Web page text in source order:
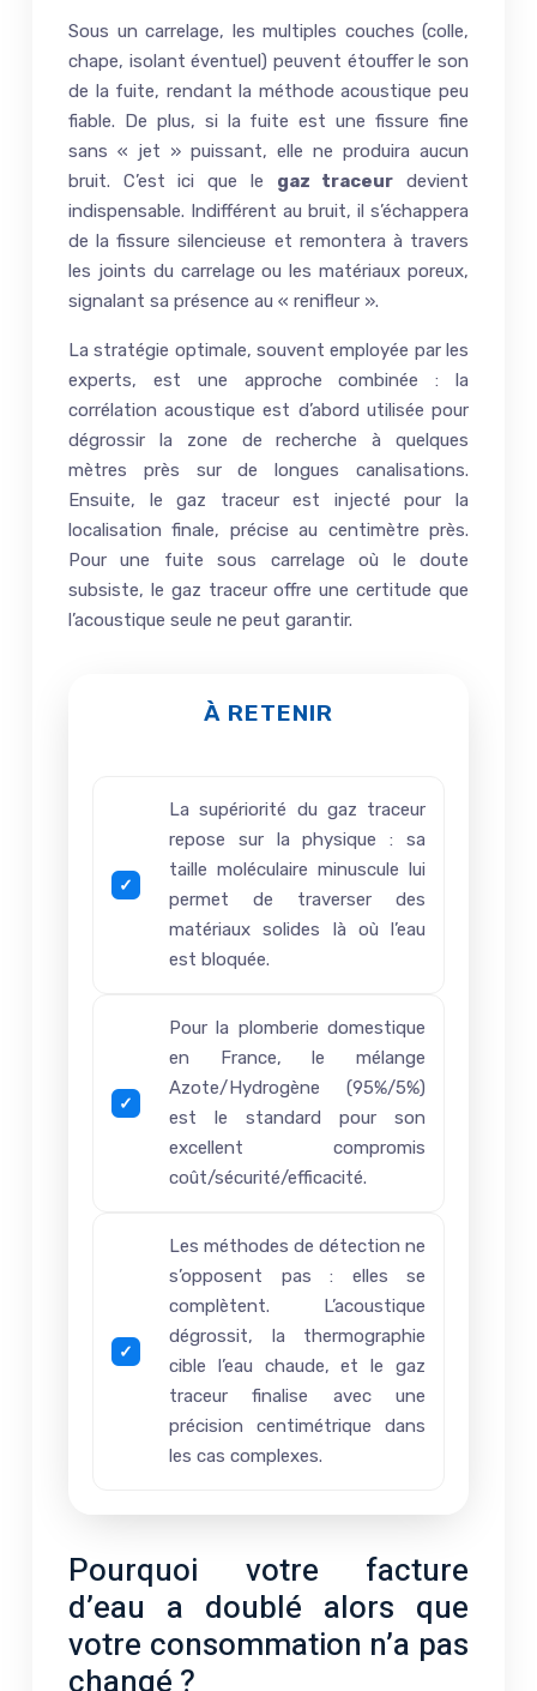
Sous un carrelage, les multiples couches (colle,
chape, isolant éventuel) peuvent étouffer le son
de la fuite, rendant la méthode acoustique peu
fiable. De plus, si la fuite est une fissure fine
sans « jet » puissant, elle ne produira aucun
bruit. C’est ici que le gaz traceur devient
indispensable. Indifférent au bruit, il s’échappera
de la fissure silencieuse et remontera à travers
les joints du carrelage ou les matériaux poreux,
signalant sa présence au « renifleur ».
La stratégie optimale, souvent employée par les
experts, est une approche combinée : la
corrélation acoustique est d’abord utilisée pour
dégrossir la zone de recherche à quelques
mètres près sur de longues canalisations.
Ensuite, le gaz traceur est injecté pour la
localisation finale, précise au centimètre près.
Pour une fuite sous carrelage où le doute
subsiste, le gaz traceur offre une certitude que
l’acoustique seule ne peut garantir.
À RETENIR
La supériorité du gaz traceur
repose sur la physique : sa
taille moléculaire minuscule lui
permet de traverser des
matériaux solides là où l’eau
est bloquée.
Pour la plomberie domestique
en France, le mélange
Azote/Hydrogène (95%/5%)
est le standard pour son
excellent compromis
coût/sécurité/efficacité.
Les méthodes de détection ne
s’opposent pas : elles se
complètent. L’acoustique
dégrossit, la thermographie
cible l’eau chaude, et le gaz
traceur finalise avec une
précision centimétrique dans
les cas complexes.
Pourquoi votre facture
d’eau a doublé alors que
votre consommation n’a pas